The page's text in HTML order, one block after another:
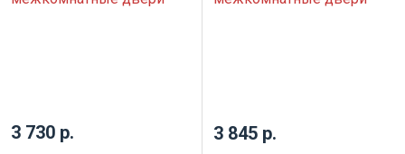
3 730 р. 3 845 р.